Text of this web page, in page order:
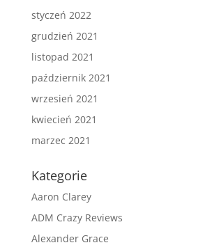
styczeń 2022
grudzień 2021
listopad 2021
październik 2021
wrzesień 2021
kwiecień 2021
marzec 2021
Kategorie
Aaron Clarey
ADM Crazy Reviews
Alexander Grace